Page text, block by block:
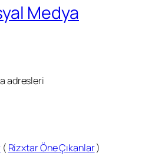
Medya
adresleri
( Rizxtar Öne Çıkanlar)